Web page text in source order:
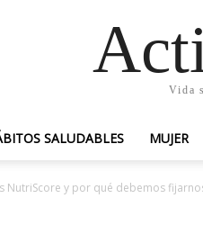
Vida
SALUDABLES MUJER
NutriScore y por qué debemos